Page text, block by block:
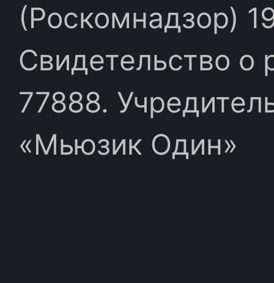
(Роскомнадзор)
Свидетельство
77888.
«Мьюзик Один»